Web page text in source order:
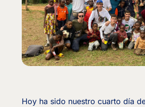
Hoy ha sido nuestro cuarto día